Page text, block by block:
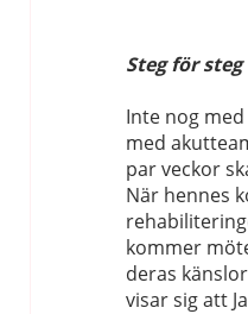
Steg för steg
Inte nog
med
par veckor
När hennes
kommer
deras
visar sig att